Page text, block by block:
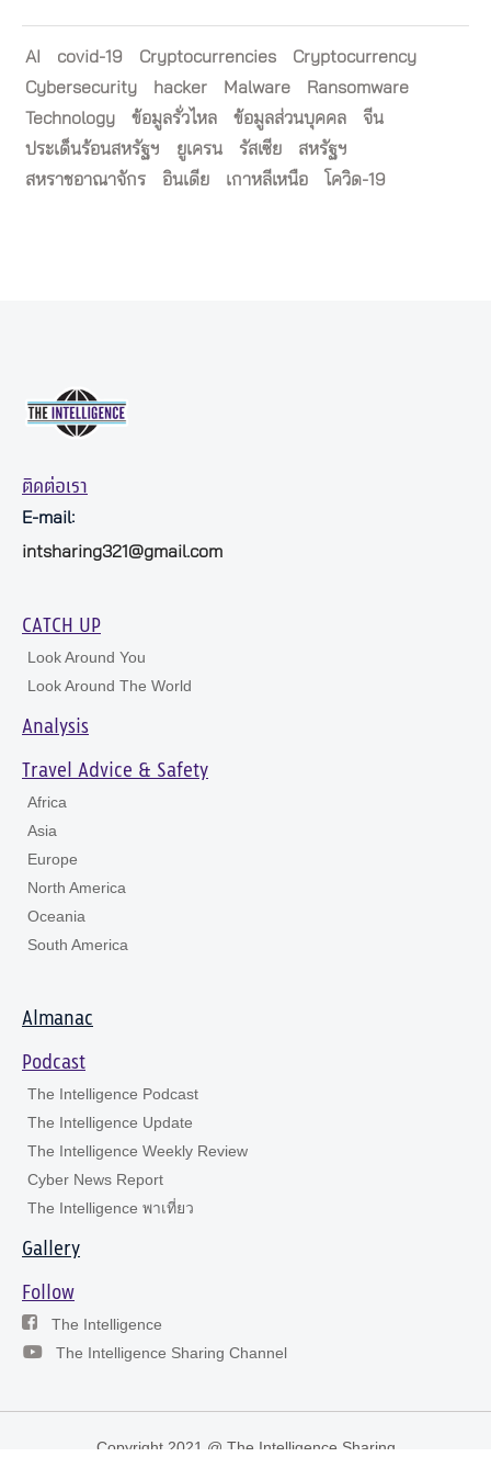
AI covid-19 Cryptocurrencies
Cryptocurrency
Cybersecurity
hacker Malware
Ransomware
Technology
ข้อมูลรั่วไหล ข้อมูลส่วนบุคคล
จีน
ประเด็นร้อนสหรัฐฯ
ยูเครน รัสเซีย
สหรัฐฯ
สหราชอาณาจักร
อินเดีย เกาหลีเหนือ โควิด-19
ติดต่อเรา
E-mail:
intsharing321@gmail.com
CATCH UP
Look Around You
Look Around The World
Analysis
Travel Advice & Safety
Africa
Asia
Europe
North America
Oceania
South America
Almanac
Podcast
The Intelligence Podcast
The Intelligence Update
The Intelligence Weekly Review
Cyber News Report
The Intelligence พาเที่ยว
Gallery
Follow
The Intelligence
The Intelligence Sharing Channel
Copyright 2021 @ The Intelligence Sharing